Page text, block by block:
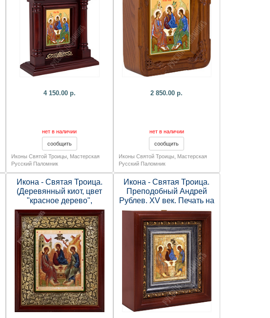
4 150.00 р.
нет в наличии
Иконы Святой Троицы
Мастерская
Русский Паломник
2 850.00 р.
нет в наличии
Иконы Святой Троицы
Мастерская
Русский Паломник
Икона - Святая Троица.
(Деревянный киот, цвет
"красное дерево",
литография, тиснение,
стразы, багет, стекло. )
Икона - Святая Троица.
Преподобный Андрей
Рублев. XV век. Печать на
холсте, деревянный киот.
180х165х60 мм.